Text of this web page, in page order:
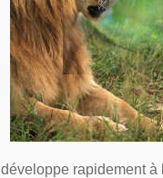
développe rapidement à